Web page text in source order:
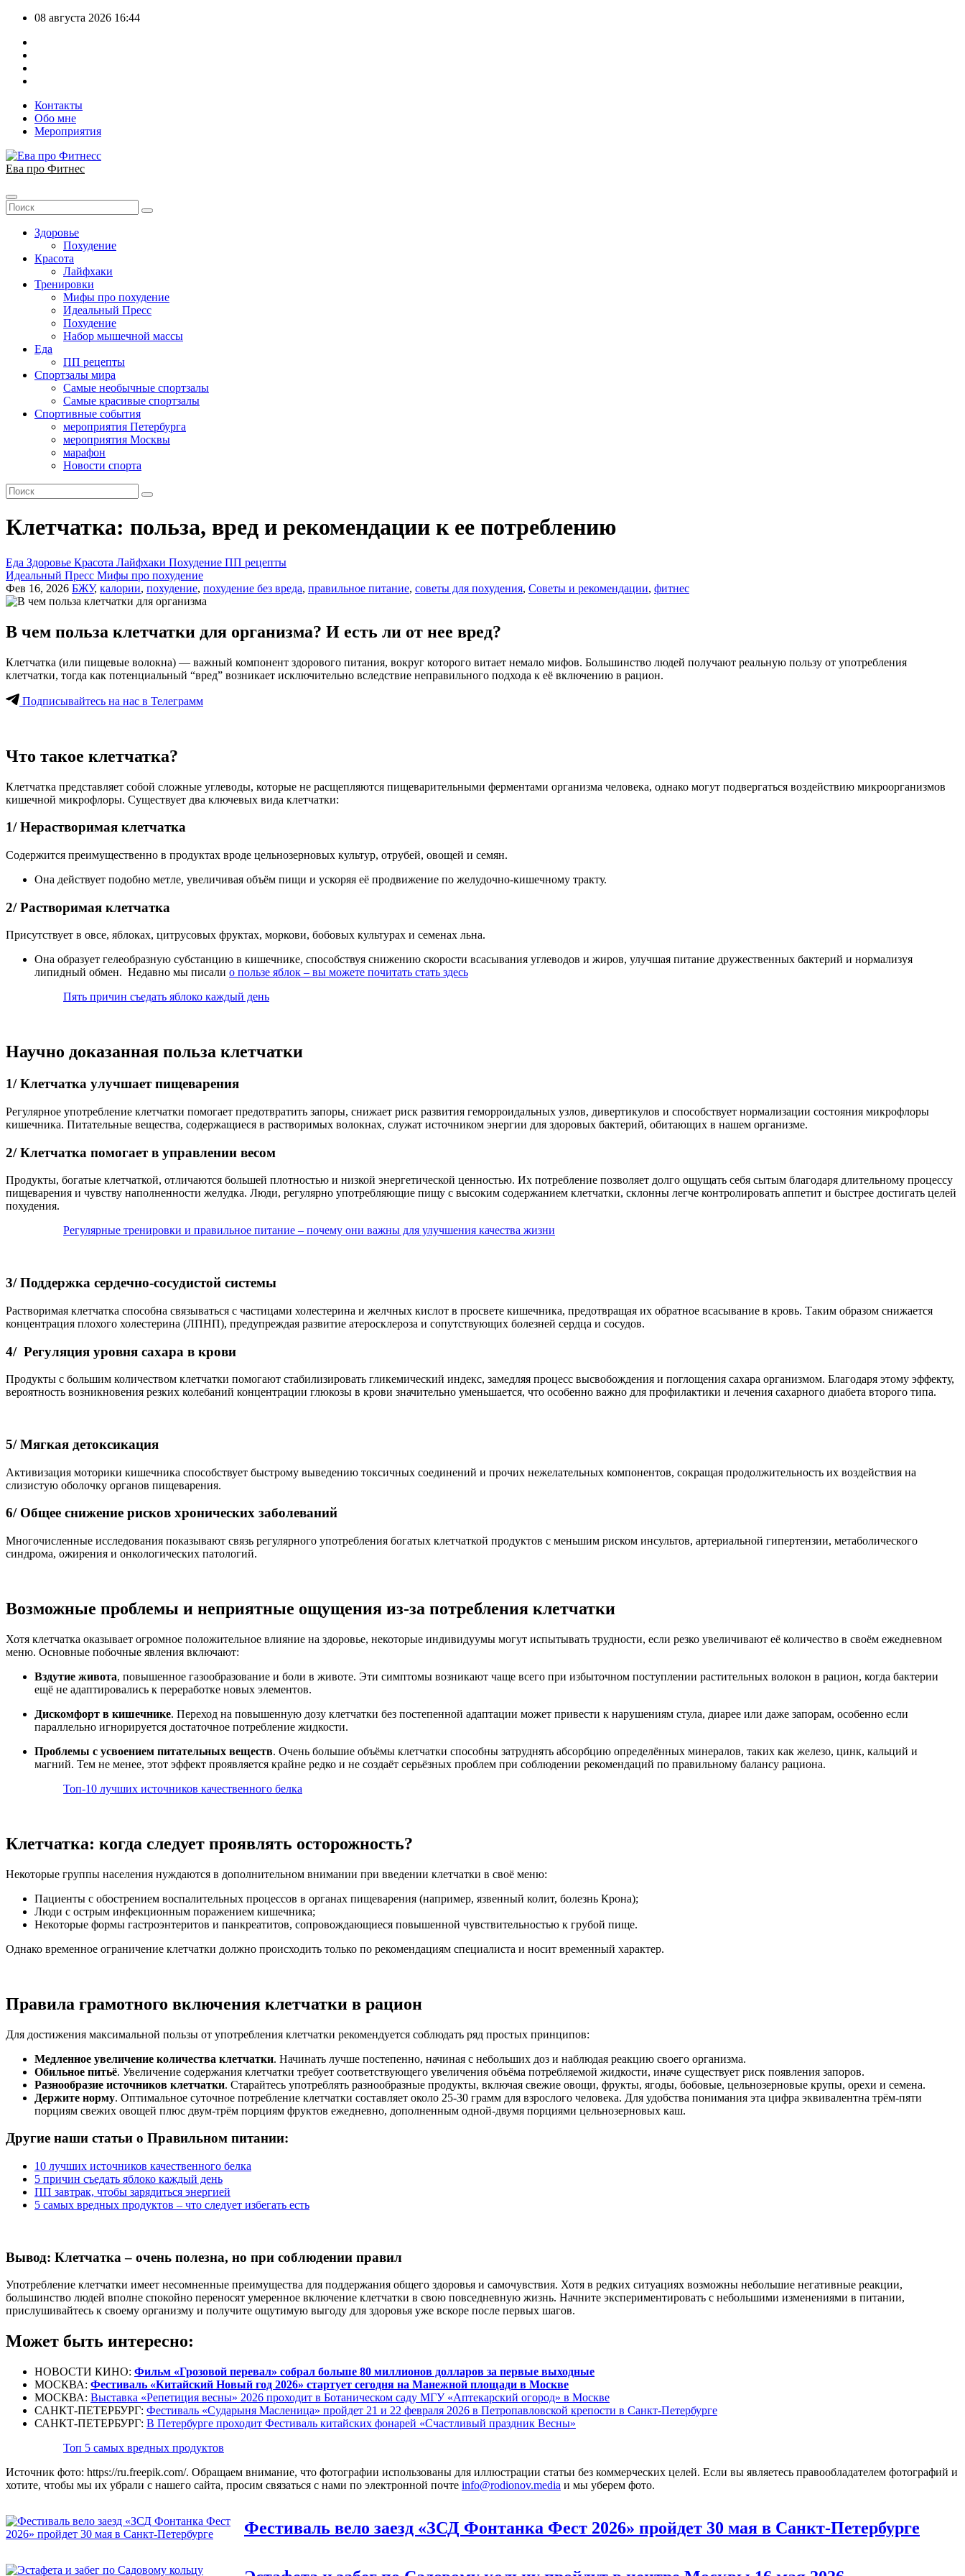
Перейти
содержимому
08 августа 2026 16:44
Контакты
Обо мне
Мероприятия
Ева про Фитнес
Здоровье
Похудение
Красота
Лайфхаки
Тренировки
Мифы про похудение
Идеальный Пресс
Похудение
Набор мышечной массы
Еда
ПП рецепты
Спортзалы мира
Самые необычные спортзалы
Самые красивые спортзалы
Спортивные события
мероприятия Петербурга
мероприятия Москвы
марафон
Новости спорта
Клетчатка: польза, вред и рекомендации к ее потреблению
Еда Здоровье Красота Лайфхаки Похудение ПП рецепты
Идеальный Пресс Мифы про похудение
Фев 16, 2026 БЖУ, калории, похудение, похудение без вреда, правильное питание, советы для похудения, Советы и рекомендации, фитнес
В чем польза клетчатки для организма? И есть ли от нее вред?
Клетчатка (или пищевые волокна) — важный компонент здорового питания, вокруг которого витает немало мифов. Большинство людей получают реальную пользу от употребления
клетчатки, тогда как потенциальный “вред” возникает исключительно вследствие неправильного подхода к её включению в рацион.
Подписывайтесь на нас в Телеграмм
Что такое клетчатка?
Клетчатка представляет собой сложные углеводы, которые не расщепляются пищеварительными ферментами организма человека, однако могут подвергаться воздействию микроорганизмов
кишечной микрофлоры. Существует два ключевых вида клетчатки:
1/ Нерастворимая клетчатка
Содержится преимущественно в продуктах вроде цельнозерновых культур, отрубей, овощей и семян.
Она действует подобно метле, увеличивая объём пищи и ускоряя её продвижение по желудочно-кишечному тракту.
2/ Растворимая клетчатка
Присутствует в овсе, яблоках, цитрусовых фруктах, моркови, бобовых культурах и семенах льна.
Она образует гелеобразную субстанцию в кишечнике, способствуя снижению скорости всасывания углеводов и жиров, улучшая питание дружественных бактерий и нормализуя
липидный обмен. Недавно мы писали о пользе яблок – вы можете почитать стать здесь
Пять причин съедать яблоко каждый день
Научно доказанная польза клетчатки
1/ Клетчатка улучшает пищеварения
Регулярное употребление клетчатки помогает предотвратить запоры, снижает риск развития геморроидальных узлов, дивертикулов и способствует нормализации состояния микрофлоры
кишечника. Питательные вещества, содержащиеся в растворимых волокнах, служат источником энергии для здоровых бактерий, обитающих в нашем организме.
2/ Клетчатка помогает в управлении весом
Продукты, богатые клетчаткой, отличаются большей плотностью и низкой энергетической ценностью. Их потребление позволяет долго ощущать себя сытым благодаря длительному процессу
пищеварения и чувству наполненности желудка. Люди, регулярно употребляющие пищу с высоким содержанием клетчатки, склонны легче контролировать аппетит и быстрее достигать целей
похудения.
Регулярные тренировки и правильное питание – почему они важны для улучшения качества жизни
3/ Поддержка сердечно-сосудистой системы
Растворимая клетчатка способна связываться с частицами холестерина и желчных кислот в просвете кишечника, предотвращая их обратное всасывание в кровь. Таким образом снижается
концентрация плохого холестерина (ЛПНП), предупреждая развитие атеросклероза и сопутствующих болезней сердца и сосудов.
4/ Регуляция уровня сахара в крови
Продукты с большим количеством клетчатки помогают стабилизировать гликемический индекс, замедляя процесс высвобождения и поглощения сахара организмом. Благодаря этому эффекту,
вероятность возникновения резких колебаний концентрации глюкозы в крови значительно уменьшается, что особенно важно для профилактики и лечения сахарного диабета второго типа.
5/ Мягкая детоксикация
Активизация моторики кишечника способствует быстрому выведению токсичных соединений и прочих нежелательных компонентов, сокращая продолжительность их воздействия на
слизистую оболочку органов пищеварения.
6/ Общее снижение рисков хронических заболеваний
Многочисленные исследования показывают связь регулярного употребления богатых клетчаткой продуктов с меньшим риском инсультов, артериальной гипертензии, метаболического
синдрома, ожирения и онкологических патологий.
Возможные проблемы и неприятные ощущения из-за потребления клетчатки
Хотя клетчатка оказывает огромное положительное влияние на здоровье, некоторые индивидуумы могут испытывать трудности, если резко увеличивают её количество в своём ежедневном
меню. Основные побочные явления включают:
Вздутие живота, повышенное газообразование и боли в животе. Эти симптомы возникают чаще всего при избыточном поступлении растительных волокон в рацион, когда бактерии
ещё не адаптировались к переработке новых элементов.
Дискомфорт в кишечнике. Переход на повышенную дозу клетчатки без постепенной адаптации может привести к нарушениям стула, диарее или даже запорам, особенно если
параллельно игнорируется достаточное потребление жидкости.
Проблемы с усвоением питательных веществ. Очень большие объёмы клетчатки способны затруднять абсорбцию определённых минералов, таких как железо, цинк, кальций и
магний. Тем не менее, этот эффект проявляется крайне редко и не создаёт серьёзных проблем при соблюдении рекомендаций по правильному балансу рациона.
Топ-10 лучших источников качественного белка
Клетчатка: когда следует проявлять осторожность?
Некоторые группы населения нуждаются в дополнительном внимании при введении клетчатки в своё меню:
Пациенты с обострением воспалительных процессов в органах пищеварения (например, язвенный колит, болезнь Крона);
Люди с острым инфекционным поражением кишечника;
Некоторые формы гастроэнтеритов и панкреатитов, сопровождающиеся повышенной чувствительностью к грубой пище.
Однако временное ограничение клетчатки должно происходить только по рекомендациям специалиста и носит временный характер.
Правила грамотного включения клетчатки в рацион
Для достижения максимальной пользы от употребления клетчатки рекомендуется соблюдать ряд простых принципов:
Медленное увеличение количества клетчатки. Начинать лучше постепенно, начиная с небольших доз и наблюдая реакцию своего организма.
Обильное питьё. Увеличение содержания клетчатки требует соответствующего увеличения объёма потребляемой жидкости, иначе существует риск появления запоров.
Разнообразие источников клетчатки. Старайтесь употреблять разнообразные продукты, включая свежие овощи, фрукты, ягоды, бобовые, цельнозерновые крупы, орехи и семена.
Держите норму. Оптимальное суточное потребление клетчатки составляет около 25-30 грамм для взрослого человека. Для удобства понимания эта цифра эквивалентна трём-пяти
порциям свежих овощей плюс двум-трём порциям фруктов ежедневно, дополненным одной-двумя порциями цельнозерновых каш.
Другие наши статьи о Правильном питании:
10 лучших источников качественного белка
5 причин съедать яблоко каждый день
ПП завтрак, чтобы зарядиться энергией
5 самых вредных продуктов – что следует избегать есть
Вывод: Клетчатка – очень полезна, но при соблюдении правил
Употребление клетчатки имеет несомненные преимущества для поддержания общего здоровья и самочувствия. Хотя в редких ситуациях возможны небольшие негативные реакции,
большинство людей вполне спокойно переносят умеренное включение клетчатки в свою повседневную жизнь. Начните экспериментировать с небольшими изменениями в питании,
прислушивайтесь к своему организму и получите ощутимую выгоду для здоровья уже вскоре после первых шагов.
Может быть интересно:
НОВОСТИ КИНО: Фильм «Грозовой перевал» собрал больше 80 миллионов долларов за первые выходные
МОСКВА: Фестиваль «Китайский Новый год 2026» стартует сегодня на Манежной площади в Москве
МОСКВА: Выставка «Репетиция весны» 2026 проходит в Ботаническом саду МГУ «Аптекарский огород» в Москве
САНКТ-ПЕТЕРБУРГ: Фестиваль «Сударыня Масленица» пройдет 21 и 22 февраля 2026 в Петропавловской крепости в Санкт-Петербурге
САНКТ-ПЕТЕРБУРГ: В Петербурге проходит Фестиваль китайских фонарей «Счастливый праздник Весны»
Топ 5 самых вредных продуктов
Источник фото: https://ru.freepik.com/. Обращаем внимание, что фотографии использованы для иллюстрации статьи без коммерческих целей. Если вы являетесь правообладателем фотографий и
хотите, чтобы мы их убрали с нашего сайта, просим связаться с нами по электронной почте info@rodionov.media и мы уберем фото.
Фестиваль вело заезд «ЗСД Фонтанка Фест 2026» пройдет 30 мая в Санкт-Петербурге